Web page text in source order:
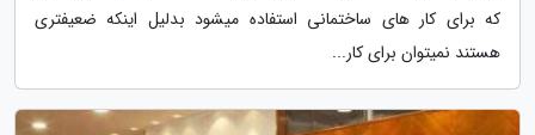
که برای کار های ساختمانی استفاده میشود بدلیل اینکه ضعیفتری
هستند نمیتوان برای کار...